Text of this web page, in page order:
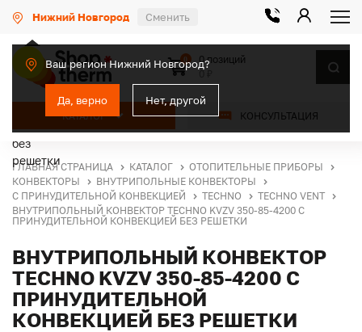
Нижний Новгород Сменить
Ваш регион Нижний Новгород?
Да, верно Нет, другой
КАТАЛОГ КОНСУЛЬТАЦИЯ
0
0 позиций
ГЛАВНАЯ СТРАНИЦА КАТАЛОГ
ОТОПИТЕЛЬНЫЕ ПРИБОРЫ
КОНВЕКТОРЫ
ВНУТРИПОЛЬНЫЕ КОНВЕКТОРЫ
С ПРИНУДИТЕЛЬНОЙ КОНВЕКЦИЕЙ
TECHNO
TECHNO VENT
ВНУТРИПОЛЬНЫЙ КОНВЕКТОР TECHNO KVZV 350-85-4200 С
ПРИНУДИТЕЛЬНОЙ КОНВЕКЦИЕЙ БЕЗ РЕШЕТКИ
ВНУТРИПОЛЬНЫЙ КОНВЕКТОР
TECHNO KVZV 350-85-4200 С
ПРИНУДИТЕЛЬНОЙ
КОНВЕКЦИЕЙ БЕЗ РЕШЕТКИ